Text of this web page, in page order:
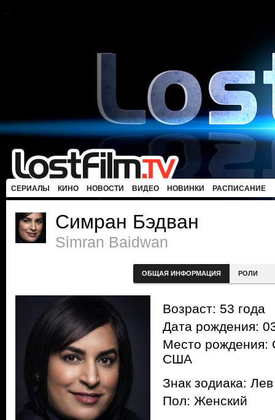
СЕРИАЛЫ КИНО НОВОСТИ ВИДЕО НОВИНКИ РАСПИСАНИЕ
Симран Бэдван
Simran Baidwan
ОБЩАЯ ИНФОРМАЦИЯ РОЛИ
Возраст: 53 года
Дата рождения:
Место рождения:
США
Знак зодиака: Лев
Пол: Женский